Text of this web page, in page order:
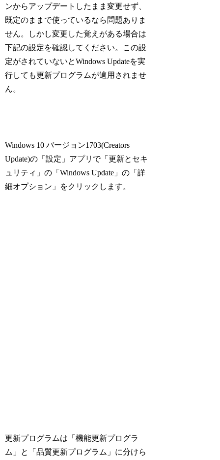
ンからアップデートしたまま変更せず、
既定のままで使っているなら問題ありま
せん。しかし変更した覚えがある場合は
下記の設定を確認してください。この設
定がされていないとWindows Updateを実
行しても更新プログラムが適用されませ
ん。
Windows 10 バージョン1703(Creators
Update)の「設定」アプリで「更新とセキ
ュリティ」の「Windows Update」の「詳
細オプション」をクリックします。
更新プログラムは「機能更新プログラ
ム」と「品質更新プログラム」に分けら